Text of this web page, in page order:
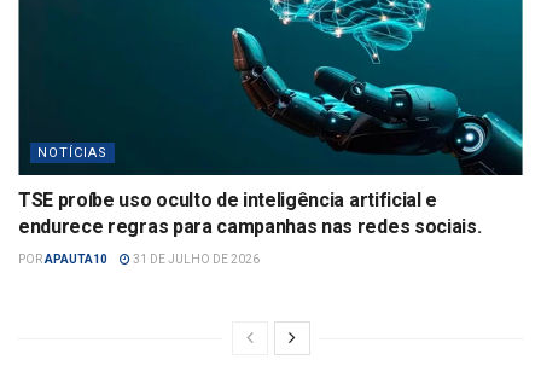
NOTÍCIAS
TSE proíbe uso oculto de inteligência artificial e
endurece regras para campanhas nas redes sociais.
PORAPAUTA10 31 DE JULHO DE 2026